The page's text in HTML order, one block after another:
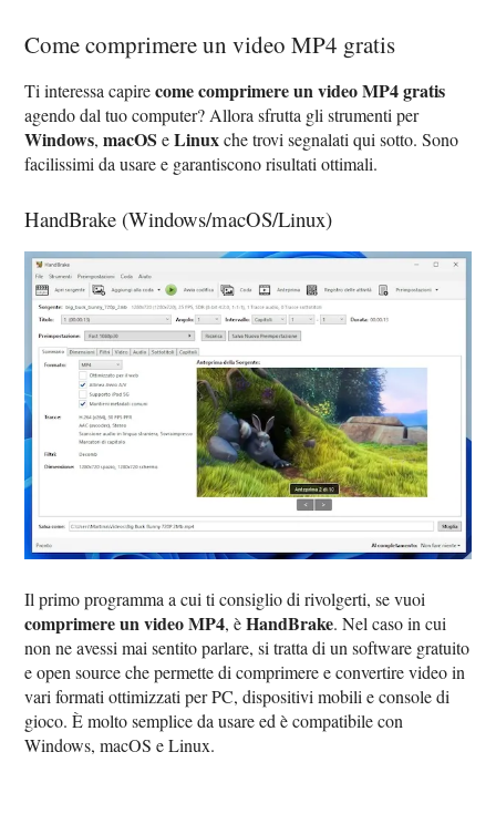
Come comprimere un video MP4 gratis
Ti interessa capirecome comprimere un video MP4 gratis
agendo dal tuo computer? Allora sfrutta gli strumenti per
Windows,macOS eLinuxche trovi segnalati qui sotto. Sono
facilissimi da usare e garantiscono risultati ottimali.
HandBrake (Windows/macOS/Linux)
Il primo programma a cui ti consiglio di rivolgerti, se vuoi
comprimere un video MP4, èHandBrake. Nel caso in cui
non ne avessi mai sentito parlare, si tratta di un software gratuito
e open source che permette di comprimere e convertire video in
vari formati ottimizzati per PC, dispositivi mobili e console di
gioco. È molto semplice da usare ed è compatibile con
Windows, macOS e Linux.